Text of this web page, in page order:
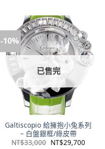
-10%
已售完
Galtiscopio 給擁抱小兔系列
– 白盤銀框/綠皮帶
NT$33,000 NT$29,700